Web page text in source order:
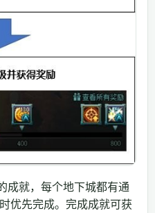
成就，每个地下城都有通
优先完成。完成成就可获